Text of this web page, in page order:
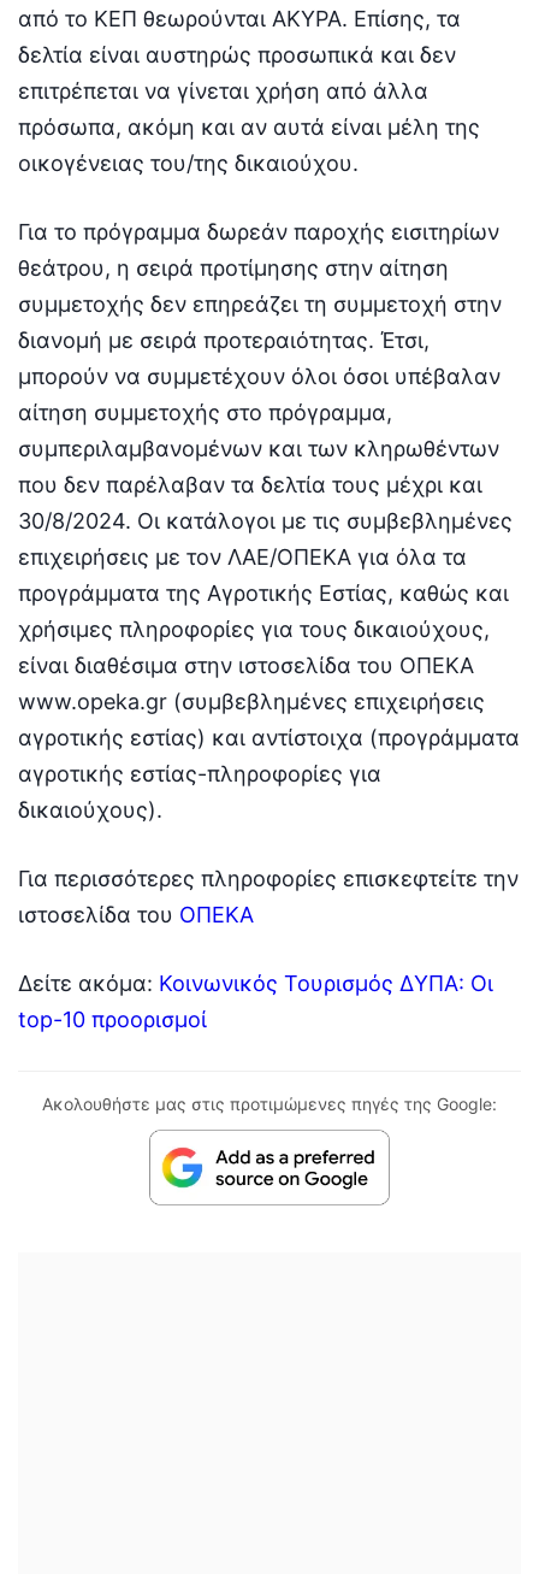
από το ΚΕΠ θεωρούνται ΑΚΥΡΑ. Επίσης, τα
δελτία είναι αυστηρώς προσωπικά και δεν
επιτρέπεται να γίνεται χρήση από άλλα
πρόσωπα, ακόμη και αν αυτά είναι μέλη της
οικογένειας του/της δικαιούχου.
Για το πρόγραμμα δωρεάν παροχής εισιτηρίων
θεάτρου, η σειρά προτίμησης στην αίτηση
συμμετοχής δεν επηρεάζει τη συμμετοχή στην
διανομή με σειρά προτεραιότητας. Έτσι,
μπορούν να συμμετέχουν όλοι όσοι υπέβαλαν
αίτηση συμμετοχής στο πρόγραμμα,
συμπεριλαμβανομένων και των κληρωθέντων
που δεν παρέλαβαν τα δελτία τους μέχρι και
30/8/2024. Οι κατάλογοι με τις συμβεβλημένες
επιχειρήσεις με τον ΛΑΕ/ΟΠΕΚΑ για όλα τα
προγράμματα της Αγροτικής Εστίας, καθώς και
χρήσιμες πληροφορίες για τους δικαιούχους,
είναι διαθέσιμα στην ιστοσελίδα του ΟΠΕΚΑ
www.opeka.gr (συμβεβλημένες επιχειρήσεις
αγροτικής εστίας) και αντίστοιχα (προγράμματα
αγροτικής εστίας-πληροφορίες για
δικαιούχους).
Για περισσότερες πληροφορίες επισκεφτείτε την
ιστοσελίδα του ΟΠΕΚΑ
Δείτε ακόμα: Κοινωνικός Τουρισμός ΔΥΠΑ: Οι
top-10 προορισμοί
Ακολουθήστε μας στις προτιμώμενες πηγές της Google: